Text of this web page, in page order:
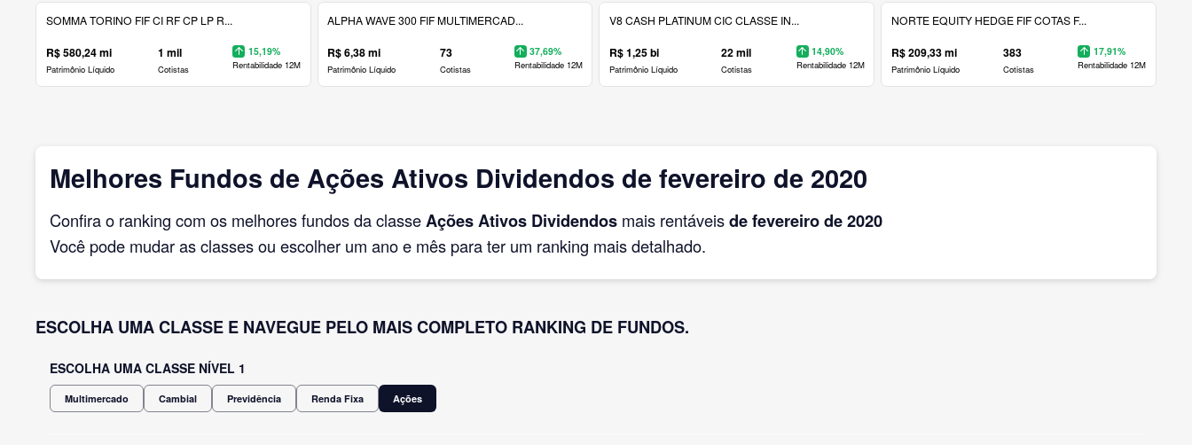
SOMMA TORINO FIF CI RF CP LP R...
R$ 580,24 mi
Patrimônio Líquido
1 mil
Cotistas
15,19%
Rentabilidade 12M
ALPHA WAVE 300 FIF MULTIMERCAD...
R$ 6,38 mi
Patrimônio Líquido
73
Cotistas
37,69%
Rentabilidade 12M
V8 CASH PLATINUM CIC CLASSE IN...
R$ 1,25 bi
Patrimônio Líquido
22 mil
Cotistas
14,90%
Rentabilidade 12M
NORTE EQUITY HEDGE FIF COTAS F...
R$ 209,33 mi
Patrimônio Líquido
383
Cotistas
17,91%
Rentabilidade 12M
Melhores Fundos de Ações Ativos Dividendos de fevereiro de 2020
Confira o ranking com os melhores fundos da classeAções Ativos Dividendos mais rentáveisde fevereirode 2020
Você pode mudar as classes ou escolher um ano e mês para ter um ranking mais detalhado.
ESCOLHA UMA CLASSE E NAVEGUE PELO MAIS COMPLETO RANKING DE FUNDOS.
ESCOLHA UMA CLASSE NÍVEL 1
Multimercado Cambial Previdência Renda Fixa Ações